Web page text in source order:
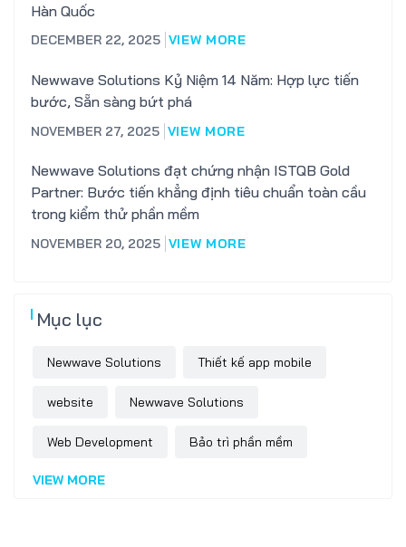
Hàn Quốc
DECEMBER 22, 2025 VIEW MORE
Newwave Solutions Kỷ Niệm 14 Năm: Hợp lực tiến
bước, Sẵn sàng bứt phá
NOVEMBER 27, 2025 VIEW MORE
Newwave Solutions đạt chứng nhận ISTQB Gold
Partner: Bước tiến khẳng định tiêu chuẩn toàn cầu
trong kiểm thử phần mềm
NOVEMBER 20, 2025 VIEW MORE
Mục lục
Newwave Solutions Thiết kế app mobile
website Newwave Solutions
Web Development Bảo trì phần mềm
Software Outsourcing
VIEW MORE